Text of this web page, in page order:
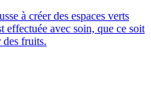
à créer des espaces verts
effectuée avec soin, que ce soit
des fruits.